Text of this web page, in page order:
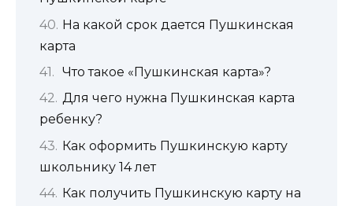
На какой срок дается Пушкинская
карта
Что такое «Пушкинская карта»?
Для чего нужна Пушкинская карта
ребенку?
Как оформить Пушкинскую карту
школьнику 14 лет
Как получить Пушкинскую карту на